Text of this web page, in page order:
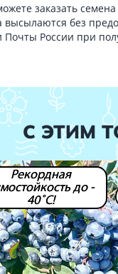
заказать семена
без
Почты России при
С ЭТИМ
Рекордная
до -
40˚С!